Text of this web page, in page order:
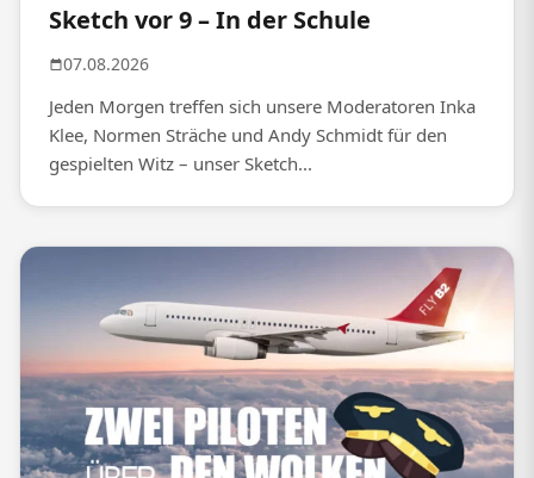
Sketch vor 9 – In der Schule
07.08.2026
Jeden Morgen treffen sich unsere Moderatoren Inka
Klee, Normen Sträche und Andy Schmidt für den
gespielten Witz – unser Sketch...